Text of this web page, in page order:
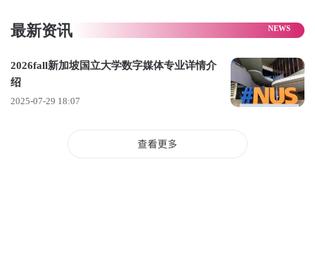
持续的社会影响力与商业价值。
✅课程设置：
课程内容包括文化产业管理、文化政策分析、创意项目策划与
执行、文化市场营销等，帮助学生掌握文化创业所需的各项技
最新资讯
2026fall新加坡国立大学数字媒体专业详情介
绍
2025-07-29 18:07